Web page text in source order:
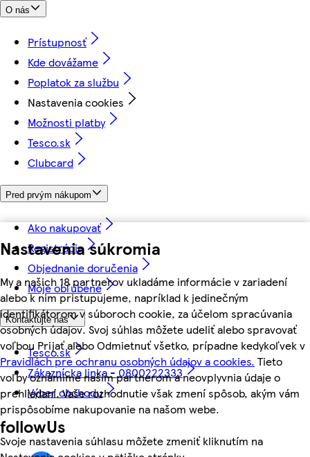
Nastavenia súkromia
My a našich 18 partnerov ukladáme informácie v zariadení
alebo k nim pristupujeme, napríklad k jedinečným
identifikátorom v súboroch cookie, za účelom spracúvania
osobných údajov. Svoj súhlas môžete udeliť alebo spravovať
voľbou Prijať alebo Odmietnuť všetko, prípadne kedykoľvek v
Pravidlách pre ochranu osobných údajov a cookies. Tieto
voľby oznámime našim partnerom a neovplyvnia údaje o
prehliadaní. Vaše rozhodnutie však zmení spôsob, akým vám
prispôsobíme nakupovanie na našom webe.
Svoje nastavenia súhlasu môžete zmeniť kliknutím na
O nás
Prístupnosť
Kde dovážame
Poplatok za službu
Nastavenia cookies
Možnosti platby
Tesco.sk
Clubcard
Pred prvým nákupom
Ako nakupovať
Registrácia
Objednanie doručenia
Moje obľúbené
Kontaktujte nás
Tesco.sk
Zákaznícka linka - 0800222333
Výber obchodu
followUs